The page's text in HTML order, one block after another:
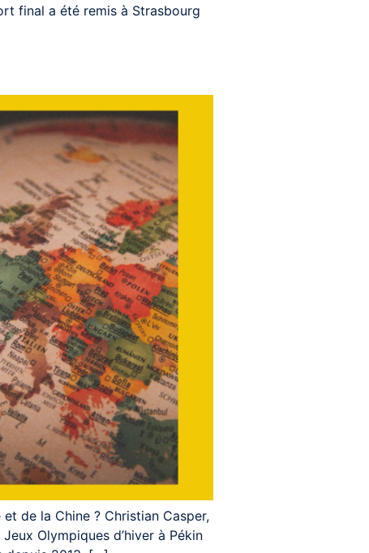
final a été remis à Strasbourg
de la Chine ? Christian Casper,
Olympiques d’hiver à Pékin